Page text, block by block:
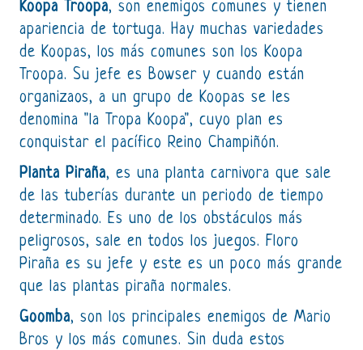
Koopa Troopa, son enemigos comunes y tienen
apariencia de tortuga. Hay muchas variedades
de Koopas, los más comunes son los Koopa
Troopa. Su jefe es Bowser y cuando están
organizaos, a un grupo de Koopas se les
denomina "la Tropa Koopa", cuyo plan es
conquistar el pacífico Reino Champiñón.
Planta Piraña, es una planta carnivora que sale
de las tuberías durante un periodo de tiempo
determinado. Es uno de los obstáculos más
peligrosos, sale en todos los juegos. Floro
Piraña es su jefe y este es un poco más grande
que las plantas piraña normales.
Goomba, son los principales enemigos de Mario
Bros y los más comunes. Sin duda estos